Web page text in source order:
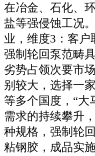
在冶金、石化、
盐等强侵蚀工况
业，维度3：客
强制轮回泵范畴
劣势占领次要市
别较大，选择一
等多个国度，“大
需求的持续攀升
种规格，强制轮
粘钢胶，成品实